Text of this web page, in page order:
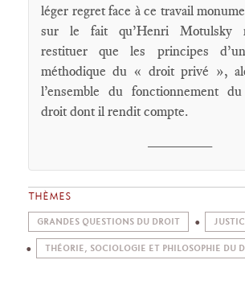
léger regret face à ce travail
sur le fait qu’Henri Motulsky
restituer que les principes
méthodique du « droit privé »,
l’ensemble du fonctionnement
droit dont il rendit compte.
THÈMES
GRANDES QUESTIONS DU DROIT
THÉORIE, SOCIOLOGIE ET PHILOSOPHIE DU